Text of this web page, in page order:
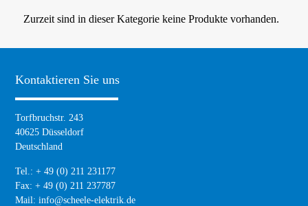
Zurzeit sind in dieser Kategorie keine Produkte vorhanden.
Kontaktieren Sie uns
Torfbruchstr. 243
40625 Düsseldorf
Deutschland
Tel.: + 49 (0) 211 231177
Fax: + 49 (0) 211 237787
Mail:info@scheele-elektrik.de